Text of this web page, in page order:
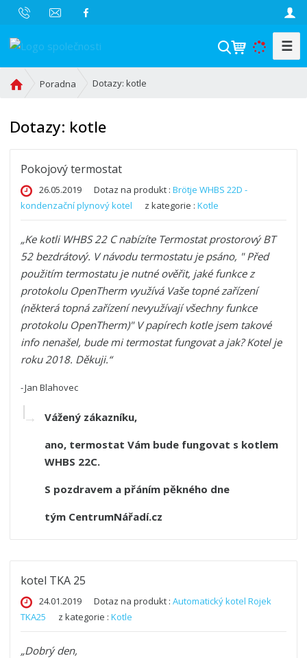
V
☰
v
d
s
t
r
n
a
Poradna Dotazy: kotle
Dotazy: kotle
Pokojový termostat
26.05.2019 Dotaz na produkt :Brötje WHBS 22D -
kondenzační plynový kotel
z kategorie :Kotle
Ke kotli WHBS 22 C nabízíte Termostat prostorový BT
52 bezdrátový. V návodu termostatu je psáno, " Před
použitím termostatu je nutné ověřit, jaké funkce z
protokolu OpenTherm využívá Vaše topné zařízení
(některá topná zařízení nevyužívají všechny funkce
protokolu OpenTherm)" V papírech kotle jsem takové
info nenašel, bude mi termostat fungovat a jak? Kotel je
roku 2018. Děkuji.
Jan Blahovec
Vážený zákazníku,
ano, termostat Vám bude fungovat s kotlem
WHBS 22C.
S pozdravem a přáním pěkného dne
tým CentrumNářadí.cz
kotel TKA 25
24.01.2019 Dotaz na produkt :Automatický kotel Rojek
TKA25
z kategorie :Kotle
Dobrý den,